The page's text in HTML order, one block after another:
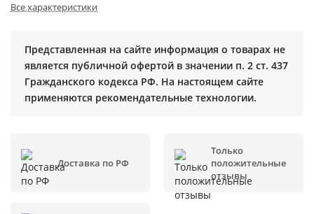
Все характеристики
Представленная на сайте информация о товарах не
является публичной офертой в значении п. 2 ст. 437
Гражданского кодекса РФ. На настоящем сайте
применяются рекомендательные технологии.
Доставка по РФ
Только
положительные
отзывы